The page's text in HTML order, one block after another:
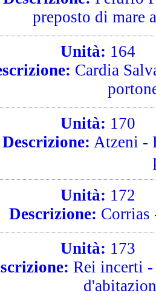
preposto di mare
Unità: 164
Cardia
Unità: 170
Descrizione: Atzeni -
Unità: 172
Descrizione: Corrias
Unità: 173
Rei incerti -